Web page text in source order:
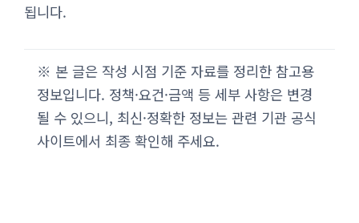
됩니다.
※ 본 글은 작성 시점 기준 자료를 정리한 참고용
정보입니다. 정책·요건·금액 등 세부 사항은 변경
될 수 있으니, 최신·정확한 정보는 관련 기관 공식
사이트에서 최종 확인해 주세요.